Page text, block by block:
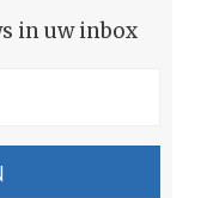
in uw inbox